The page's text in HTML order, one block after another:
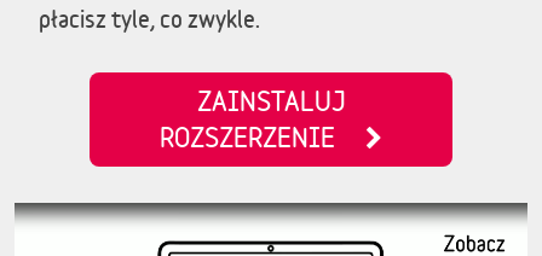
płacisz tyle, co zwykle.
ZAINSTALUJ
ROZSZERZENIE